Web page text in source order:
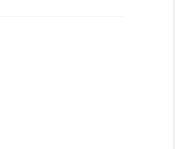
봤습니다.GTX1060 소